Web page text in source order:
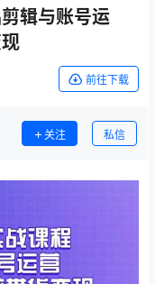
辑与账号运
前往下载
关注 私信